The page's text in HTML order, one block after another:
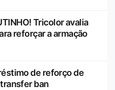
Tricolor avalia
reforçar a armação
de reforço de
ban